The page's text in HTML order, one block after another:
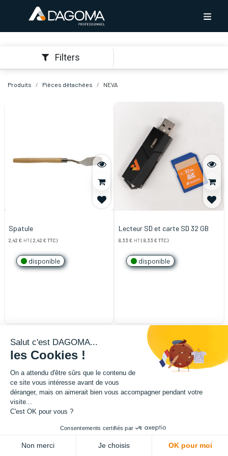
Filters
Produits Pièces détachées NEVA
Spatule
2,42 € HT( 2,42 €TTC)
disponible
Lecteur SD et carte SD 32 GB
8,33 € HT( 8,33 €TTC)
disponible
Connecteur pneumatique - PC4- FSR diamètre 20mm x 3
Salut c'est DAGOMA...
les Cookies !
On a attendu d'être sûrs que le contenu de
ce site vous intéresse avant de vous
déranger, mais on aimerait bien vous accompagner pendant votre
visite...
C'est OK pour vous ?
Consentements certifiés par
Non merci Je choisis OK pour moi